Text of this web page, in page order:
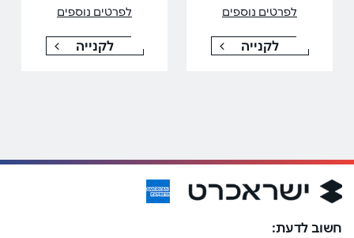
לפרטים נוספים
לקנייה
לפרטים נוספים
לקנייה
חשוב לדעת: